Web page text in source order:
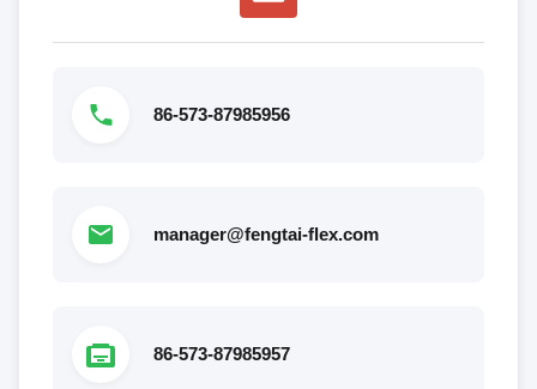
86-573-87985956
manager@fengtai-flex.com
86-573-87985957